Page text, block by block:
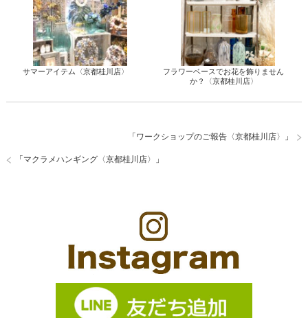
サマーアイテム〈京都桂川店〉
フラワーベースでお花を飾りません
か？〈京都桂川店〉
「ワークショップのご報告〈京都桂川店〉 」
「マクラメハンギング〈京都桂川店〉 」